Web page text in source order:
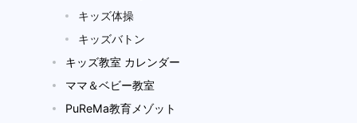
キッズ体操
キッズバトン
キッズ教室 カレンダー
ママ＆ベビー教室
PuReMa教育メゾット